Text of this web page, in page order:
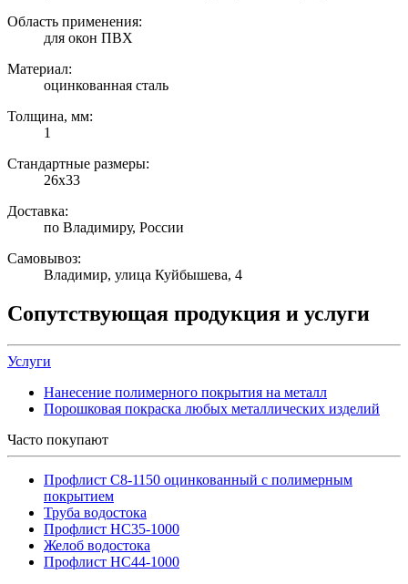
Область применения:
для окон ПВХ
Материал:
оцинкованная сталь
Толщина, мм:
1
Стандартные размеры:
26х33
Доставка:
по Владимиру, России
Самовывоз:
Владимир, улица Куйбышева, 4
Сопутствующая продукция и услуги
Услуги
Нанесение полимерного покрытия на металл
Порошковая покраска любых металлических изделий
Часто покупают
Профлист С8-1150 оцинкованный с полимерным
покрытием
Труба водостока
Профлист НС35-1000
Желоб водостока
Профлист НС44-1000